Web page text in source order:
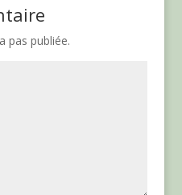
pas publiée.